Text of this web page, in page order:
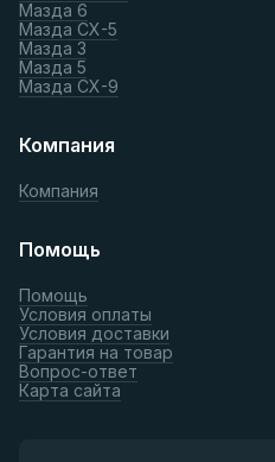
Мазда 6
Мазда СХ-5
Мазда 3
Мазда 5
Мазда СХ-9
Компания
Компания
Помощь
Помощь
Условия оплаты
Условия доставки
Гарантия на товар
Вопрос-ответ
Карта сайта